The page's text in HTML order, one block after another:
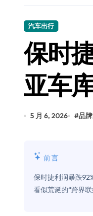
汽车出行
保时
亚车
5 月 6, 2026 #品
前言
保时捷利润暴跌
看似荒诞的“跨界